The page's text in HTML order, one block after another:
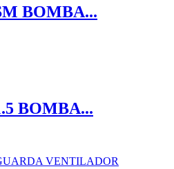
BOMBA...
BOMBA...